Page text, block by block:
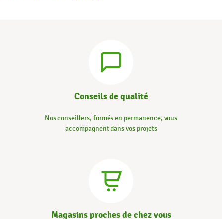
Conseils de qualité
Nos conseillers, formés en permanence, vous
accompagnent dans vos projets
Magasins proches de chez vous